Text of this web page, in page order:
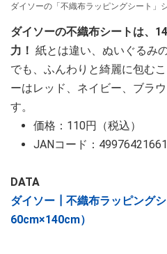
ダイソーの「不織布ラッピングシート」
ダイソーの不織布シートは、
力！ 紙とは違い、ぬいぐるみ
でも、ふんわりと綺麗に包む
ーはレッド、ネイビー、ブラ
す。
価格：110円（税込）
JANコード：
DATA
ダイソー┃不織布ラッピングシ
60cm×140cm）